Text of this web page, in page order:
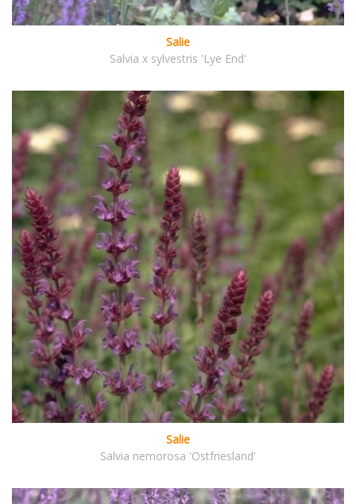
Salie
Salvia x sylvestris 'Lye End'
Salie
Salvia nemorosa 'Ostfriesland'